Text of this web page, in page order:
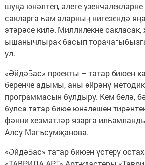
шуңа юнәлтеп, әлеге үзенчәлекләрне
сакларга һәм аларның нигезендә
этәрәсе килә. Миллилекне сакласак,
ышанычлырак басып
ул.
«ӘйдәБас» проекты – татар биюен
беренче адымы, аны өйрәнү
программасын булдыру. Кем белә,
булса татар биюе юнәлешен
фәнни хезмәтләр язарга
Алсу Мәгъсумҗанова.
«ӘйдәБас» татар биюен үстерү